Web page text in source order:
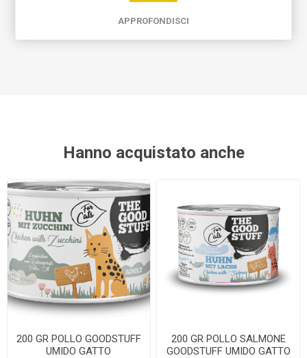
Hanno acquistato anche
200 GR POLLO GOODSTUFF
UMIDO GATTO
200 GR POLLO SALMONE
GOODSTUFF UMIDO GATTO
APPROFONDISCI